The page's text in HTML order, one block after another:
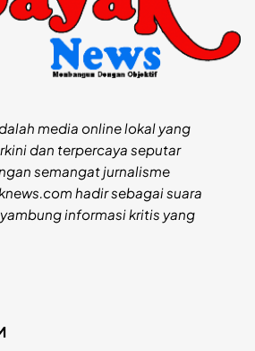
media online lokal yang
dan terpercaya seputar
semangat jurnalisme
hadir sebagai suara
informasi kritis yang